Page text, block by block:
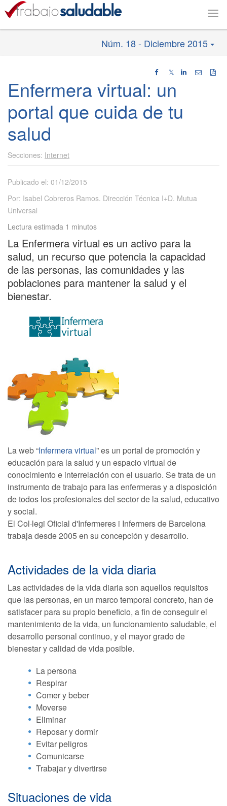
Núm. 18 - Diciembre 2015
𝕏
Enfermera virtual: un
portal que cuida de tu
salud
Internet
Publicado el: 01/12/2015
Por: Isabel Cobreros Ramos. Dirección Técnica I+D. Mutua
Universal
Lectura estimada 1 minutos
La Enfermera virtual es un activo para la
salud, un recurso que potencia la capacidad
de las personas, las comunidades y las
poblaciones para mantener la salud y el
bienestar.
La web “Infermera virtual” es un portal de promoción y
educación para la salud y un espacio virtual de
conocimiento e interrelación con el usuario. Se trata de un
instrumento de trabajo para las enfermeras y a disposición
de todos los profesionales del sector de la salud, educativo
y social.
El Col·legi Oficial d'Infermeres i Infermers de Barcelona
trabaja desde 2005 en su concepción y desarrollo.
Actividades de la vida diaria
Las actividades de la vida diaria son aquellos requisitos
que las personas, en un marco temporal concreto, han de
satisfacer para su propio beneficio, a fin de conseguir el
mantenimiento de la vida, un funcionamiento saludable, el
desarrollo personal continuo, y el mayor grado de
bienestar y calidad de vida posible.
La persona
Respirar
Comer y beber
Moverse
Eliminar
Reposar y dormir
Evitar peligros
Comunicarse
Trabajar y divertirse
Situaciones de vida